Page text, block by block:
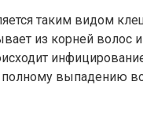
таким видом
из корней волос
выпадению